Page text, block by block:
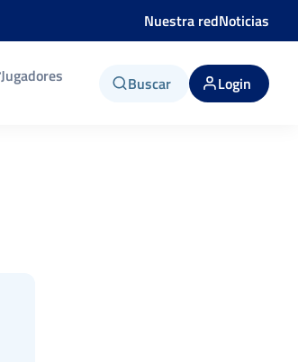
Nuestra redNoticias
Jugadores Buscar Login